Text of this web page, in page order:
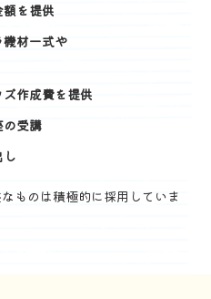
を提供
材一式や
作成費を提供
の受講
ものは積極的に採用していま